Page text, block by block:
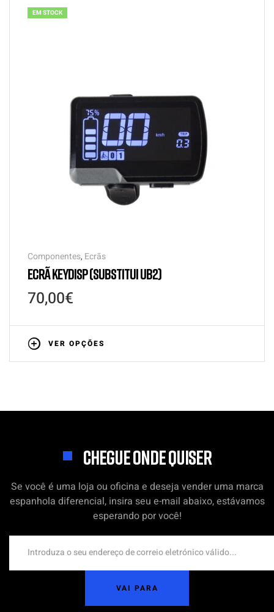
EM STOCK
Componentes, Ecrãs
ECRÃ KEYDISP (SUBSTITUI UB2)
70,00€
VER OPÇÕES
CHEGUE ONDE QUISER
Se você é uma loja ou oficina e deseja vender uma marca
espanhola diferencial, insira seu e-mail abaixo, estávamos
esperando por você!
VAI PARA